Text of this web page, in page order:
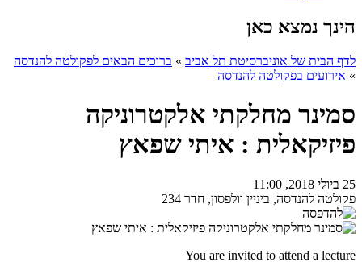
הינך נמצא כאן
לדף הבית של אוניברסיטת תל אביב » ברוכים הבאים לפקולטה להנדסה
» אירועים בפקולטה להנדסה
סמינר מחלקתי אלקטרוניקה
פיזיקאלית : איתי שפאץ
25 ביולי 2018, 11:00
פקולטה להנדסה, ביניין וולפסון, חדר 234
You are invited to attend a lecture